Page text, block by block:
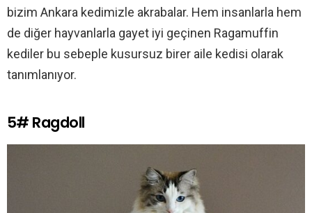
bizim Ankara kedimizle akrabalar. Hem insanlarla hem
de diğer hayvanlarla gayet iyi geçinen Ragamuffin
kediler bu sebeple kusursuz birer aile kedisi olarak
tanımlanıyor.
5# Ragdoll